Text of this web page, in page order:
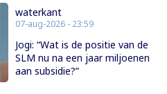
waterkant
07-aug-2026 - 23:59
Jogi: “Wat is de positie van de
SLM nu na een jaar miljoenen
aan subsidie?”